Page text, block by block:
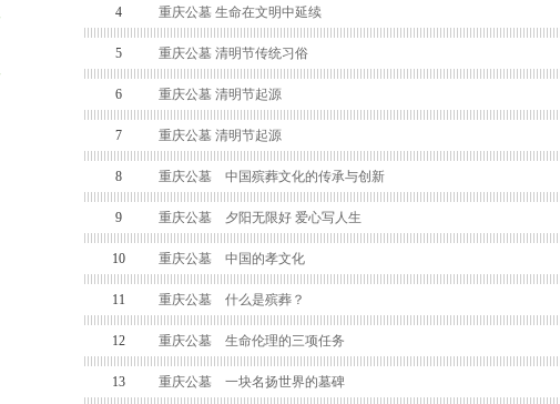
4 重庆公墓 生命在文明中延续
5 重庆公墓 清明节传统习俗
6 重庆公墓 清明节起源
7 重庆公墓 清明节起源
8 重庆公墓 中国殡葬文化的传承与创新
9 重庆公墓 夕阳无限好 爱心写人生
10 重庆公墓 中国的孝文化
11 重庆公墓 什么是殡葬？
12 重庆公墓 生命伦理的三项任务
13 重庆公墓 一块名扬世界的墓碑